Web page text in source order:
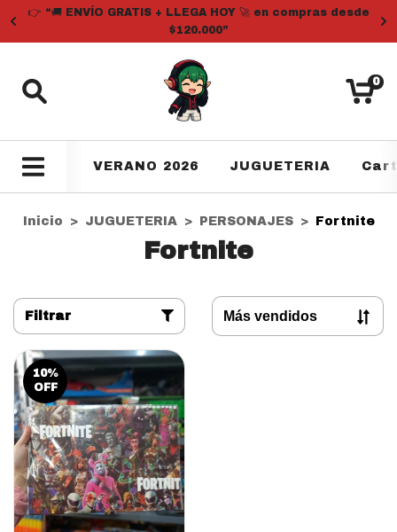
👉 “🚚 ENVÍO GRATIS + LLEGA HOY 🚀 en compras desde
$120.000”
0
VERANO 2026 JUGUETERIA
Inicio > JUGUETERIA > PERSONAJES > Fortnite
Fortnite
Filtrar
10%
OFF